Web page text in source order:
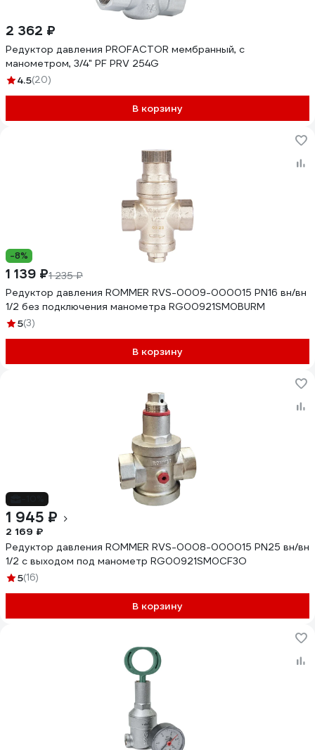
2 362 ₽
Редуктор давления PROFACTOR мембранный, с
манометром, 3/4" PF PRV 254G
4.5(20)
В корзину
-8%
1 139 ₽1 235 ₽
Редуктор давления ROMMER RVS-0009-000015 PN16 вн/вн
1/2 без подключения манометра RG00921SM0BURM
5(3)
В корзину
1 945 ₽
2 169 ₽
Редуктор давления ROMMER RVS-0008-000015 PN25 вн/вн
1/2 с выходом под манометр RG00921SM0CF3O
5(16)
В корзину